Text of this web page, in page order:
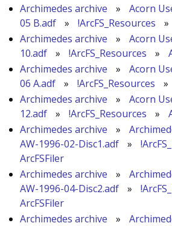
Archimedes archive
» Acorn
05 B.adf
» !ArcFS_Resources »
Archimedes archive
» Acorn
10.adf
» !ArcFS_Resources »
Archimedes archive
» Acorn
06 A.adf
» !ArcFS_Resources »
Archimedes archive
» Acorn
12.adf
» !ArcFS_Resources »
Archimedes archive
»
AW-1996-02-Disc1.adf
»
ArcFSFiler
Archimedes archive
»
AW-1996-04-Disc2.adf
»
ArcFSFiler
Archimedes archive
»